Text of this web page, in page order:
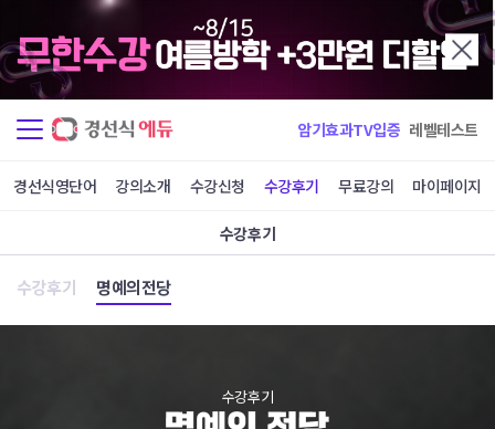
암기효과TV입증 레벨테스트
경선식영단어 강의소개 수강신청 수강후기 무료강의 마이페이지
수강후기
수강후기 명예의전당
수강후기
윤*영
공편토 8일완성 공편토 8일완성
양*민 이*올
중123 2일완성
김*형 박*환